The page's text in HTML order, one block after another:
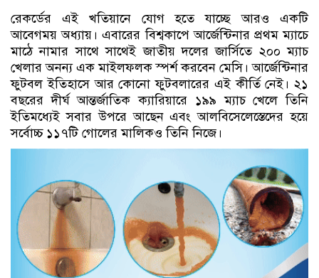
রেকর্ডের এই খতিয়ানে যোগ হতে যাচ্ছে আরও একটি
আবেগময় অধ্যায়। এবারের বিশ্বকাপে আর্জেন্টিনার প্রথম ম্যাচে
মাঠে নামার সাথে সাথেই জাতীয় দলের জার্সিতে ২০০ ম্যাচ
খেলার অনন্য এক মাইলফলক স্পর্শ করবেন মেসি। আর্জেন্টিনার
ফুটবল ইতিহাসে আর কোনো ফুটবলারের এই কীর্তি নেই। ২১
বছরের দীর্ঘ আন্তর্জাতিক ক্যারিয়ারে ১৯৯ ম্যাচ খেলে তিনি
ইতিমধ্যেই সবার উপরে আছেন এবং আলবিসেলেস্তেদের হয়ে
সর্বোচ্চ ১১৭টি গোলের মালিকও তিনি নিজে।